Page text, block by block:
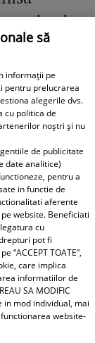
artistei:
ei
să
informații pe
pentru prelucrarea
alegerile dvs.
cu politica de
noștri și nu
de publicitate
date analitice)
pentru a
in functie de
aferente
website. Beneficiati
cu
pot fi
“ACCEPT TOATE”,
care implica
informatiilor de
SA MODIFIC
in mod individual, mai
website-